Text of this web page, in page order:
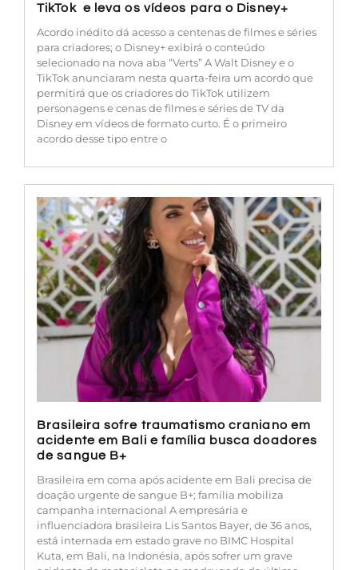
TikTok e leva os vídeos para o Disney+
Acordo inédito dá acesso a centenas de filmes e séries
para criadores; o Disney+ exibirá o conteúdo
selecionado na nova aba “Verts” A Walt Disney e o
TikTok anunciaram nesta quarta-feira um acordo que
permitirá que os criadores do TikTok utilizem
personagens e cenas de filmes e séries de TV da
Disney em vídeos de formato curto. É o primeiro
acordo desse tipo entre o
Brasileira sofre traumatismo craniano em
acidente em Bali e família busca doadores
de sangue B+
Brasileira em coma após acidente em Bali precisa de
doação urgente de sangue B+; família mobiliza
campanha internacional A empresária e
influenciadora brasileira Lis Santos Bayer, de 36 anos,
está internada em estado grave no BIMC Hospital
Kuta, em Bali, na Indonésia, após sofrer um grave